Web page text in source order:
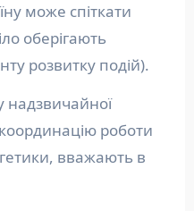
може спіткати
оберігають
розвитку подій).
роботи
вважають в